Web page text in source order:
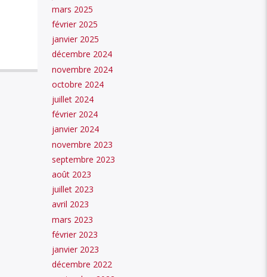
mars 2025
février 2025
janvier 2025
décembre 2024
novembre 2024
octobre 2024
juillet 2024
février 2024
janvier 2024
novembre 2023
septembre 2023
août 2023
juillet 2023
avril 2023
mars 2023
février 2023
janvier 2023
décembre 2022